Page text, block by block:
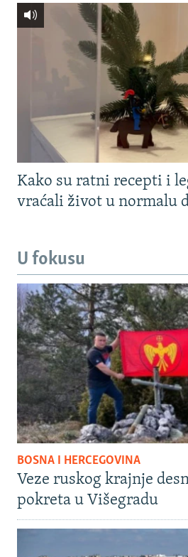
Kako su ratni recepti i
vraćali život u normalu
U fokusu
BOSNA I HERCEGOVINA
Veze ruskog krajnje
pokreta u Višegradu